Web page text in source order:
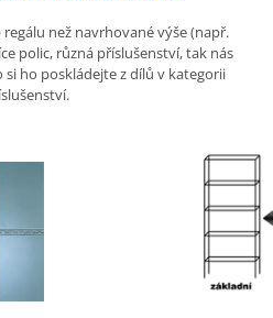
než navrhované výše (např.
polic, různá příslušenství, tak nás
ho poskládejte z dílů v kategorii